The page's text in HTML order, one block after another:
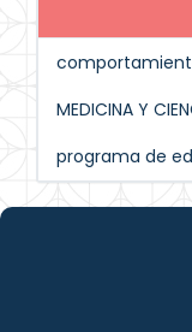
MEDICINA Y
programa de